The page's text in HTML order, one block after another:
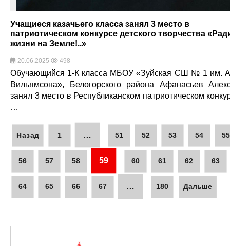
Учащиеся казачьего класса занял 3 место в
патриотическом конкурсе детского творчества
жизни на Земле!..»
20.06.2025 498
Обучающийся 1-К класса МБОУ «Зуйская СШ № 1 им.
Вильямсона», Белогорского района Афанасьев
занял 3 место в Республиканском патриотическом
…
Назад 1 … 51 52 53 54 55
56 57 58 59 60 61 62 63
64 65 66 67 … 180 Дальше